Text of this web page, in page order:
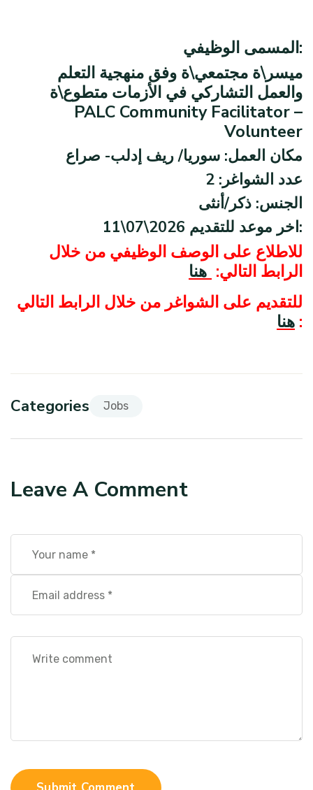
المسمى الوظيفي:
ميسر\ة مجتمعي\ة وفق منهجية التعلم
والعمل التشاركي في الأزمات متطوع\ة
PALC Community Facilitator –
Volunteer
مكان العمل: سوريا/ ريف إدلب- صراع
عدد الشواغر: 2
الجنس: ذكر/أنثى
11\07\2026 اخر موعد للتقديم:
للاطلاع على الوصف الوظيفي من خلال
الرابط التالي: هنا
للتقديم على الشواغر من خلال الرابط التالي
: هنا
Categories Jobs
Leave A Comment